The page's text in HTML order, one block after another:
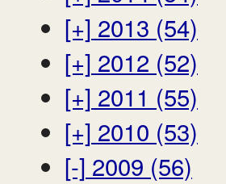
[+] 2013 (54)
[+] 2012 (52)
[+] 2011 (55)
[+] 2010 (53)
[-] 2009 (56)